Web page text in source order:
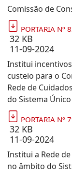
Comissão de
PORTARIA Nº
32 KB
11-09-2024
Institui
custeio para o
Rede de
do Sistema
PORTARIA Nº
32 KB
11-09-2024
Institui a Rede
no âmbito do